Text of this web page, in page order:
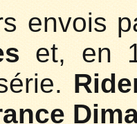
envois
et, en